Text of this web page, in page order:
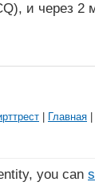
и через 2
Главная
you can